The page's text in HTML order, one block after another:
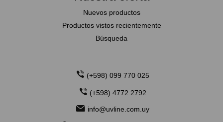
Nuevos productos
Productos vistos recientemente
Búsqueda
(+598) 099 770 025
(+598) 4772 2792
info@uvline.com.uy